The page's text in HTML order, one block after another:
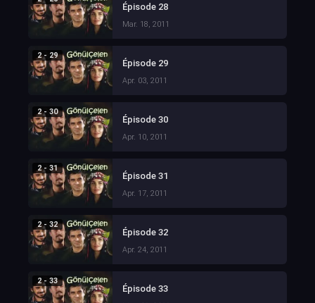
Épisode 28
Mar. 18, 2011
2 - 29
Épisode 29
Apr. 03, 2011
2 - 30
Épisode 30
Apr. 10, 2011
2 - 31
Épisode 31
Apr. 17, 2011
2 - 32
Épisode 32
Apr. 24, 2011
2 - 33
Épisode 33